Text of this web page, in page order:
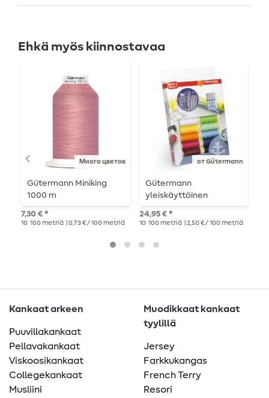
Ehkä myös kiinnostavaa
Много цветов
Gütermann Miniking
1000 m
7,30 € *
10 100 metriä | 0,73 € / 100 metriä
от Gütermann
Gütermann
yleiskäyttöinen
ompelulankasarja
ompeluneuloilla
24,95 € *
10 100 metriä | 2,50 € / 100 metriä
Kankaat arkeen
Puuvillakankaat
Pellavakankaat
Viskoosikankaat
Collegekankaat
Musliini
Muodikkaat kankaat
tyylillä
Jersey
Farkkukangas
French Terry
Resori